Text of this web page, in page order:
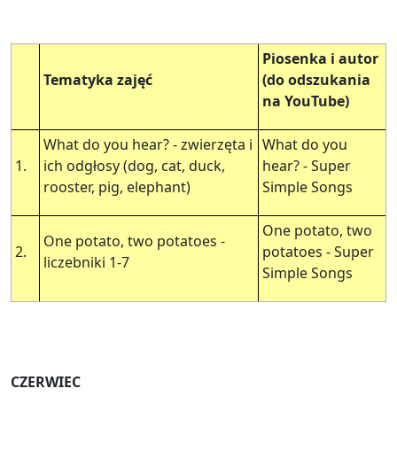
Tematyka zajęć
Piosenka i autor
(do odszukania
na YouTube)
1.
What do you hear? - zwierzęta i
ich odgłosy (dog, cat, duck,
rooster, pig, elephant)
What do you
hear? - Super
Simple Songs
2.
One potato, two potatoes -
liczebniki 1-7
One potato, two
potatoes - Super
Simple Songs
CZERWIEC